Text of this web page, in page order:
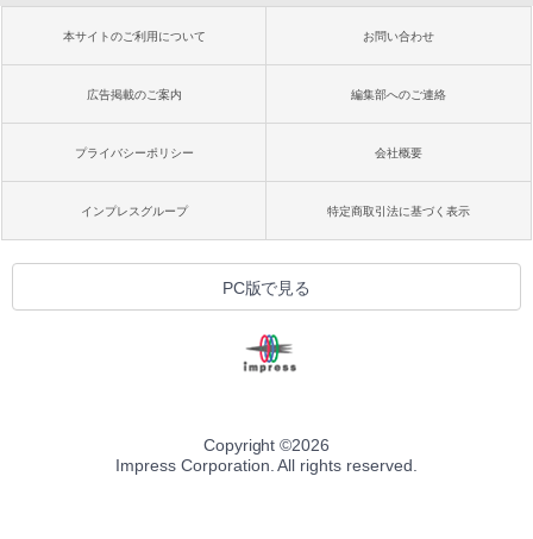
本サイトのご利用について お問い合わせ
広告掲載のご案内 編集部へのご連絡
プライバシーポリシー 会社概要
インプレスグループ 特定商取引法に基づく表示
PC版で見る
Copyright ©2026
Impress Corporation. All rights reserved.